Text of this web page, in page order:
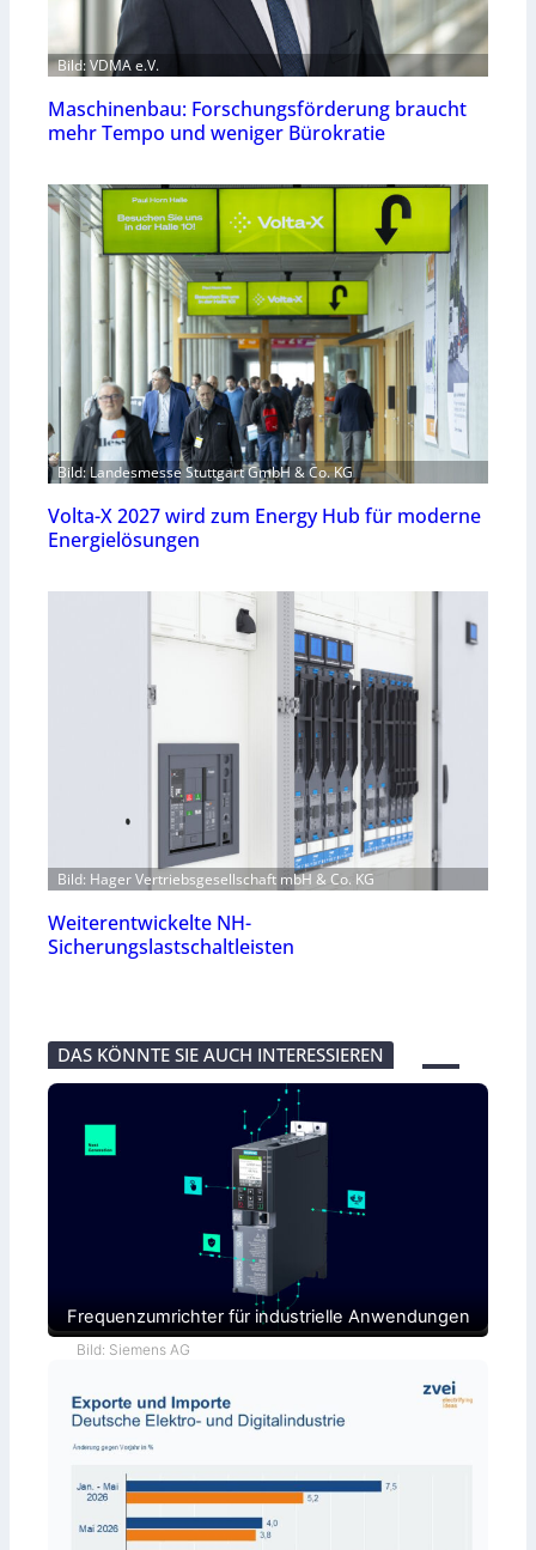
Bild: VDMA e.V.
Maschinenbau: Forschungsförderung braucht
mehr Tempo und weniger Bürokratie
Bild: Landesmesse Stuttgart GmbH & Co. KG
Volta-X 2027 wird zum Energy Hub für moderne
Energielösungen
Bild: Hager Vertriebsgesellschaft mbH & Co. KG
Weiterentwickelte NH-
Sicherungslastschaltleisten
DAS KÖNNTE SIE AUCH INTERESSIEREN
Frequenzumrichter für industrielle Anwendungen
Bild: Siemens AG